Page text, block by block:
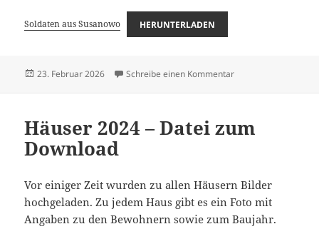
Soldaten aus Susanowo HERUNTERLADEN
Veröffentlicht
23. Februar 2026 Schreibe einen Kommentarzu Soldaten aus
Häuser 2024 – Datei zum
Download
Vor einiger Zeit wurden zu allen Häusern Bilder
hochgeladen. Zu jedem Haus gibt es ein Foto mit
Angaben zu den Bewohnern sowie zum Baujahr.